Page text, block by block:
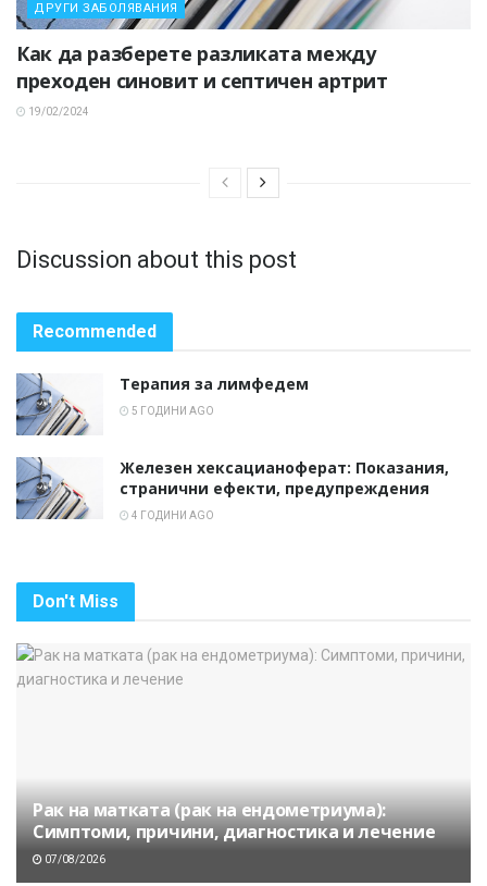
ДРУГИ ЗАБОЛЯВАНИЯ
Как да разберете разликата между
преходен синовит и септичен артрит
19/02/2024
Discussion about this post
Recommended
Терапия за лимфедем
5 ГОДИНИ AGO
Железен хексацианоферат: Показания,
странични ефекти, предупреждения
4 ГОДИНИ AGO
Don't Miss
Рак на матката (рак на ендометриума):
Симптоми, причини, диагностика и лечение
07/08/2026